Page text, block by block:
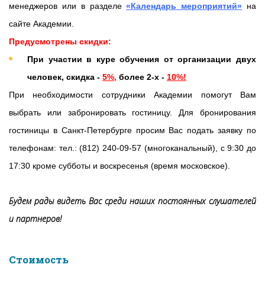
менеджеров или в разделе «Календарь мероприятий» на
сайте Академии.
Предусмотрены скидки:
При участии в куре обучения от организации двух
человек, скидка - 5%, более 2-х - 10%!
При необходимости сотрудники Академии помогут Вам
выбрать или забронировать гостиницу. Для бронирования
гостиницы в Санкт-Петербурге просим Вас подать заявку по
телефонам: тел.: (812) 240-09-57 (многоканальный), с 9:30 до
17:30 кроме субботы и воскресенья (время московское).
Будем рады видеть Вас среди наших постоянных слушателей
и партнеров!
Стоимость